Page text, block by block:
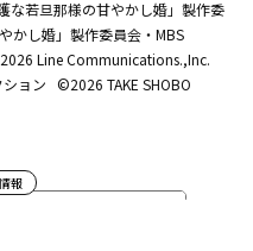
な若旦那様の甘やかし婚」製作委
かし婚」製作委員会・MBS
Line Communications.,Inc.
ョン ©2026 TAKE SHOBO
報